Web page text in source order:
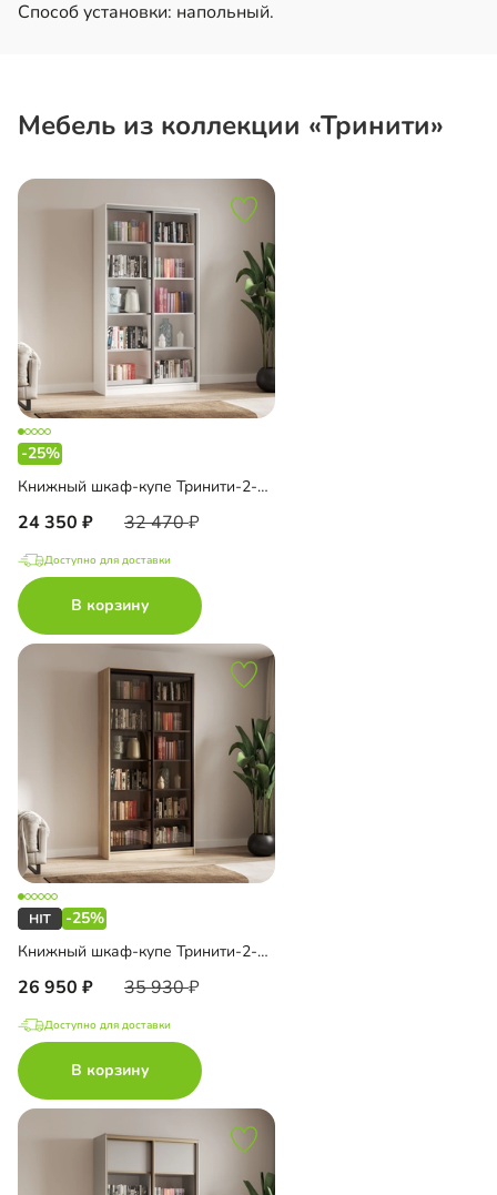
Способ установки: напольный.
Мебель из коллекции «Тринити»
-25%
Книжный шкаф-купе Тринити-2-1 4 полки
24 350 32 470
Доступно для доставки
В корзину
-25%
Книжный шкаф-купе Тринити-2-1 5 полок
26 950 35 930
Доступно для доставки
В корзину